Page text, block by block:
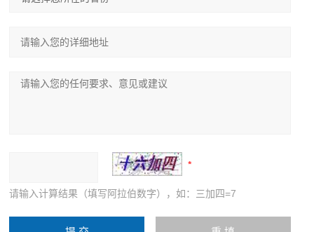
请输入计算结果（填写阿拉伯数字），如：三加四=7